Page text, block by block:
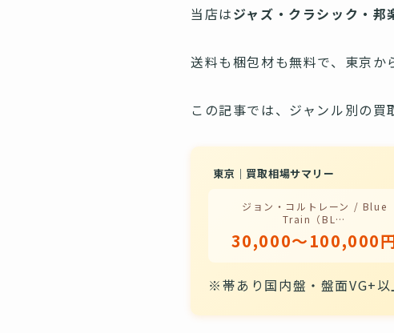
当店はジャズ・クラシック・邦
送料も梱包材も無料で、東京か
この記事では、ジャンル別の買
東京｜買取相場サマリー
ジョン・コルトレーン / Blue
Train（BL…
30,000〜100,000
※帯あり国内盤・盤面VG+以